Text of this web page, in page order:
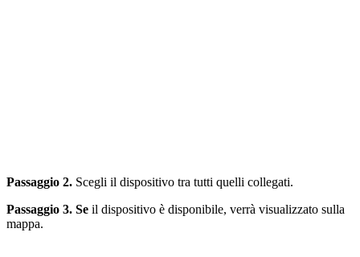
Passaggio 2. Scegli il dispositivo tra tutti quelli collegati.
Passaggio 3. Se il dispositivo è disponibile, verrà visualizzato sulla
mappa.